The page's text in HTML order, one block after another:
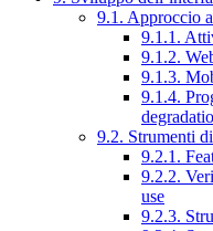
9.1. Approccio
9.1.1.
9.1.2.
9.1.3.
9.1.4.
9.2. Strumenti
9.2.1.
9.2.2.
use
9.2.3.